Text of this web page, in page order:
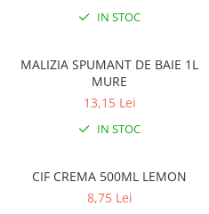
IN STOC
MALIZIA SPUMANT DE BAIE 1L
MURE
13,15 Lei
IN STOC
CIF CREMA 500ML LEMON
8,75 Lei